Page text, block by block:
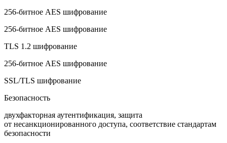
256-битное AES шифрование
256-битное AES шифрование
TLS 1.2 шифрование
256-битное AES шифрование
SSL/TLS шифрование
Безопасность
двухфакторная аутентификация, защита
от несанкционированного доступа, соответствие стандартам
безопасности